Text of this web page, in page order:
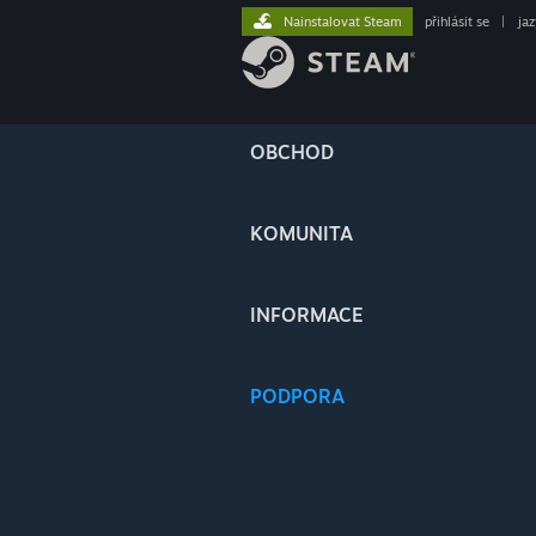
OBCHOD
KOMUNITA
INFORMACE
PODPORA
Nainstalovat Steam přihlásit se